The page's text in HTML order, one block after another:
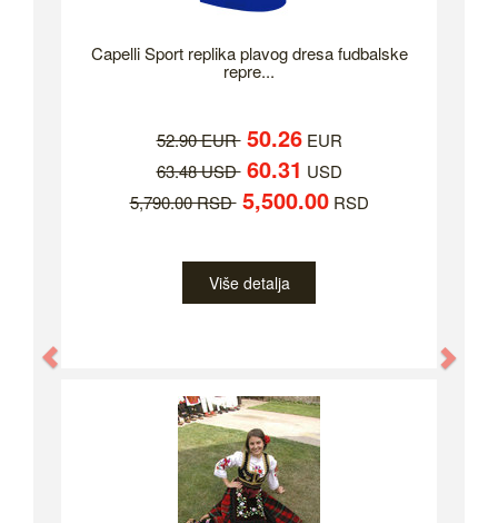
Capelli Sport replika plavog dresa fudbalske
repre...
52.90 EUR 50.26EUR
63.48 USD 60.31 USD
5,790.00 RSD 5,500.00RSD
Više detalja